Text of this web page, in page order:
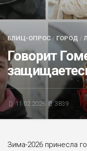
БЛИЦ-ОПРОС
АФИША
БЛИЦ-ОПРОС/ ГОРОД /
Говорит
11.02.2026 3839
Зима-2026 принесла